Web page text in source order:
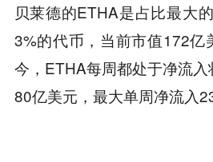
贝莱德的ETHA是占比最大
3%的代币，当前市值172亿
今，ETHA每周都处于净流
80亿美元，最大单周净流入